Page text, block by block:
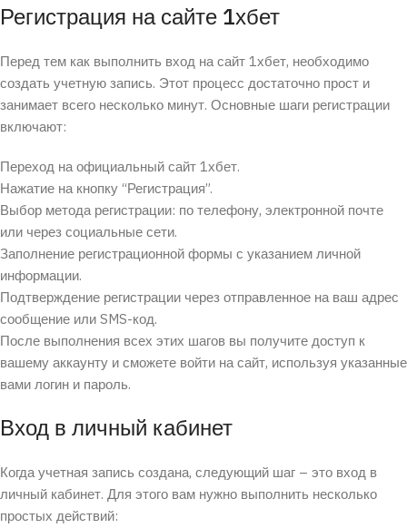
Регистрация на сайте 1хбет
Перед тем как выполнить вход на сайт 1хбет, необходимо
создать учетную запись. Этот процесс достаточно прост и
занимает всего несколько минут. Основные шаги регистрации
включают:
Переход на официальный сайт 1хбет.
Нажатие на кнопку “Регистрация”.
Выбор метода регистрации: по телефону, электронной почте
или через социальные сети.
Заполнение регистрационной формы с указанием личной
информации.
Подтверждение регистрации через отправленное на ваш адрес
сообщение или SMS-код.
После выполнения всех этих шагов вы получите доступ к
вашему аккаунту и сможете войти на сайт, используя указанные
вами логин и пароль.
Вход в личный кабинет
Когда учетная запись создана, следующий шаг – это вход в
личный кабинет. Для этого вам нужно выполнить несколько
простых действий: